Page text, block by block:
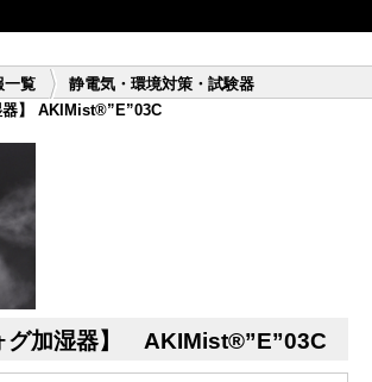
一覧
静電気・環境対策・試験器
器】 AKIMist®”E”03C
グ加湿器】 AKIMist®”E”03C